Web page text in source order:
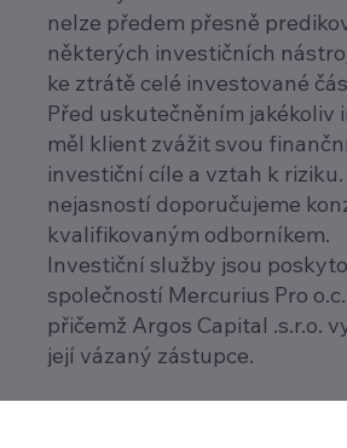
nelze předem přesně
některých investičních
ke ztrátě celé investované
Před uskutečněním jakékoliv
měl klient zvážit svou
investiční cíle a vztah k
nejasností doporučujeme
kvalifikovaným odborníkem.
Investiční služby jsou
společností Mercurius Pro
přičemž Argos Capital .s.r.o.
její vázaný zástupce.